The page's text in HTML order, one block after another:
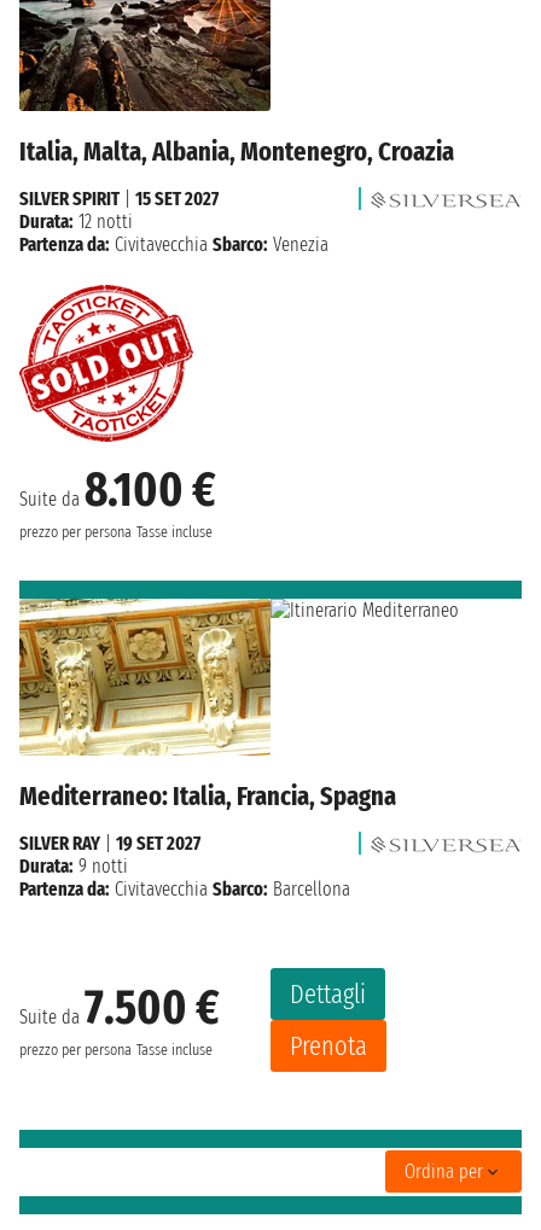
Italia, Malta, Albania, Montenegro, Croazia
Suite da 8.100 €
prezzo per persona Tasse incluse
SILVER SPIRIT| 15 SET 2027
Durata: 12 notti
Partenza da: Civitavecchia Sbarco: Venezia
Mediterraneo: Italia, Francia, Spagna
Suite da 7.500 €
prezzo per persona Tasse incluse
Dettagli
Prenota
SILVER RAY
19 SET 2027
Durata: 9 notti
Partenza da: Civitavecchia Sbarco: Barcellona
Ordina per